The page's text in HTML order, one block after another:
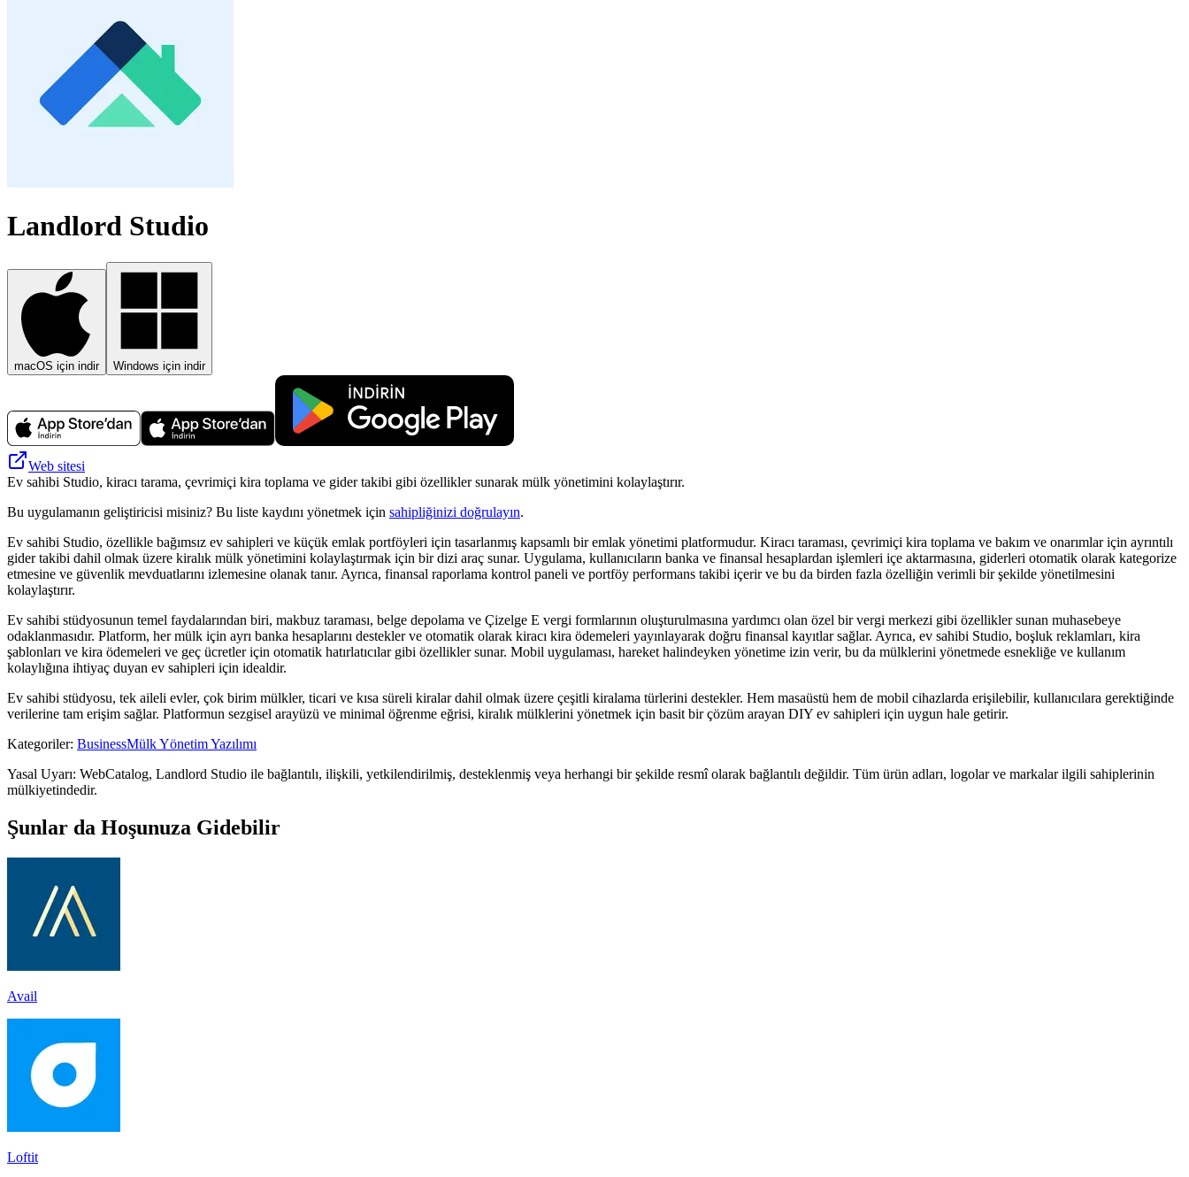
Landlord Studio
macOS için indir Windows için indir
Web sitesi
Ev sahibi Studio, kiracı tarama, çevrimiçi kira toplama ve gider takibi gibi özellikler sunarak mülk yönetimini kolaylaştırır.
Bu uygulamanın geliştiricisi misiniz? Bu liste kaydını yönetmek için sahipliğinizi doğrulayın.
Ev sahibi Studio, özellikle bağımsız ev sahipleri ve küçük emlak portföyleri için tasarlanmış kapsamlı bir emlak yönetimi platformudur. Kiracı taraması, çevrimiçi kira toplama ve bakım ve onarımlar için ayrıntılı
gider takibi dahil olmak üzere kiralık mülk yönetimini kolaylaştırmak için bir dizi araç sunar. Uygulama, kullanıcıların banka ve finansal hesaplardan işlemleri içe aktarmasına, giderleri otomatik olarak kategorize
etmesine ve güvenlik mevduatlarını izlemesine olanak tanır. Ayrıca, finansal raporlama kontrol paneli ve portföy performans takibi içerir ve bu da birden fazla özelliğin verimli bir şekilde yönetilmesini
kolaylaştırır.
Ev sahibi stüdyosunun temel faydalarından biri, makbuz taraması, belge depolama ve Çizelge E vergi formlarının oluşturulmasına yardımcı olan özel bir vergi merkezi gibi özellikler sunan muhasebeye
odaklanmasıdır. Platform, her mülk için ayrı banka hesaplarını destekler ve otomatik olarak kiracı kira ödemeleri yayınlayarak doğru finansal kayıtlar sağlar. Ayrıca, ev sahibi Studio, boşluk reklamları, kira
şablonları ve kira ödemeleri ve geç ücretler için otomatik hatırlatıcılar gibi özellikler sunar. Mobil uygulaması, hareket halindeyken yönetime izin verir, bu da mülklerini yönetmede esnekliğe ve kullanım
kolaylığına ihtiyaç duyan ev sahipleri için idealdir.
Ev sahibi stüdyosu, tek aileli evler, çok birim mülkler, ticari ve kısa süreli kiralar dahil olmak üzere çeşitli kiralama türlerini destekler. Hem masaüstü hem de mobil cihazlarda erişilebilir, kullanıcılara gerektiğinde
verilerine tam erişim sağlar. Platformun sezgisel arayüzü ve minimal öğrenme eğrisi, kiralık mülklerini yönetmek için basit bir çözüm arayan DIY ev sahipleri için uygun hale getirir.
Kategoriler: BusinessMülk Yönetim Yazılımı
Yasal Uyarı: WebCatalog, Landlord Studio ile bağlantılı, ilişkili, yetkilendirilmiş, desteklenmiş veya herhangi bir şekilde resmî olarak bağlantılı değildir. Tüm ürün adları, logolar ve markalar ilgili sahiplerinin
mülkiyetindedir.
Şunlar da Hoşunuza Gidebilir
Avail
Loftit